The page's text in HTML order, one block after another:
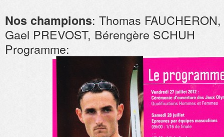
Nos champions: Thomas
Gael PREVOST, Bérengère SCHUH
Programme: